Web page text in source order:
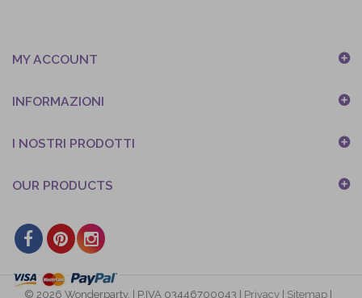
MY ACCOUNT
INFORMAZIONI
I NOSTRI PRODOTTI
OUR PRODUCTS
© 2026 Wonderparty. | P.IVA 03446700043 | Privacy Sitemap